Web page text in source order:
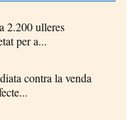
2.200 ulleres
per a...
contra la venda